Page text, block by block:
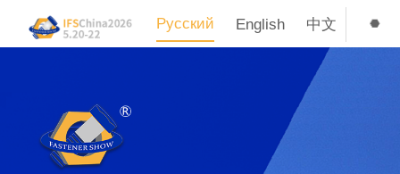
Русский English 中文